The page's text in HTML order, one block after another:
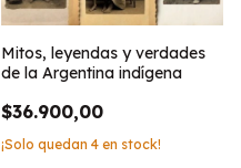
Mitos, leyendas y verdades
de la Argentina indígena
$36.900,00
¡Solo quedan 4 en stock!